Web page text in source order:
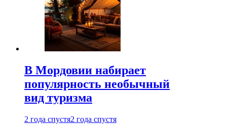
В Мордовии набирает
популярность необычный
вид туризма
2 года спустя2 года спустя